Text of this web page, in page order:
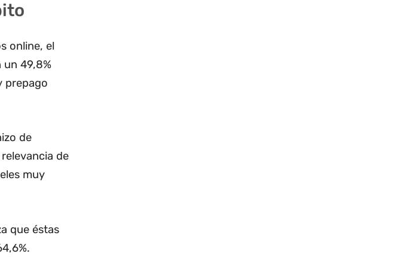
online, el
49,8%
prepago
de
de
muy
que éstas